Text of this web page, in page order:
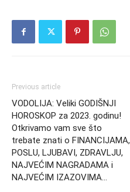
Previous article
VODOLIJA: Veliki GODIŠNJI
HOROSKOP za 2023. godinu!
Otkrivamo vam sve što
trebate znati o FINANCIJAMA,
POSLU, LJUBAVI, ZDRAVLJU,
NAJVEĆIM NAGRADAMA i
NAJVEĆIM IZAZOVIMA…